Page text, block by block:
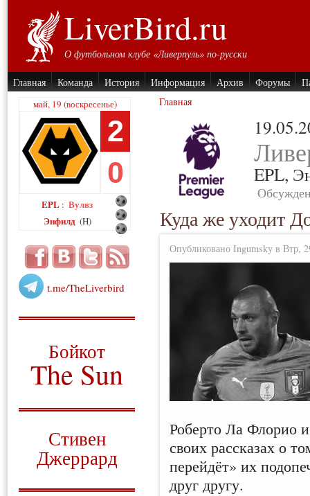
LiverBird.ru
О футбольном клубе «Ливерпуль» по-русски
Главная Команда История Информация Архив Форумы
май, 19 (воскресенье)
2
0
EPL : Вулвз
Энфилд (H)
t.me/TheLiverbird
Бойкот
The Sun
Стивен
Джеррард
Главная
EPL,
Куда же уходит
Опубликовано Ingumsky в Втр,
Роберто Ла Флорио
своих рассказах о
перейдёт» их
друг другу.